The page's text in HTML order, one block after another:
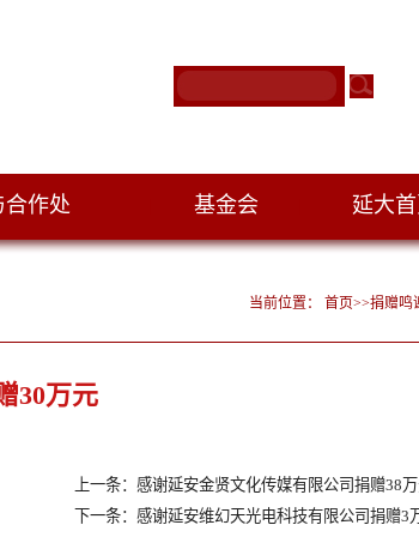
合作处 基金会 延大
当前位置： 首页>>捐赠鸣
30万元
上一条：感谢延安金贤文化传媒有限公司捐赠38
下一条：感谢延安维幻天光电科技有限公司捐赠3